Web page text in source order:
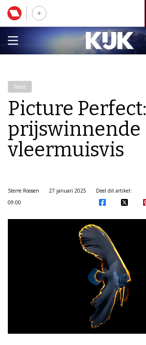
Foto's
Picture Perfect:
prijswinnende
vleermuisvis
Sterre Roosen
27 januari 2025
09:00
Deel dit artikel: